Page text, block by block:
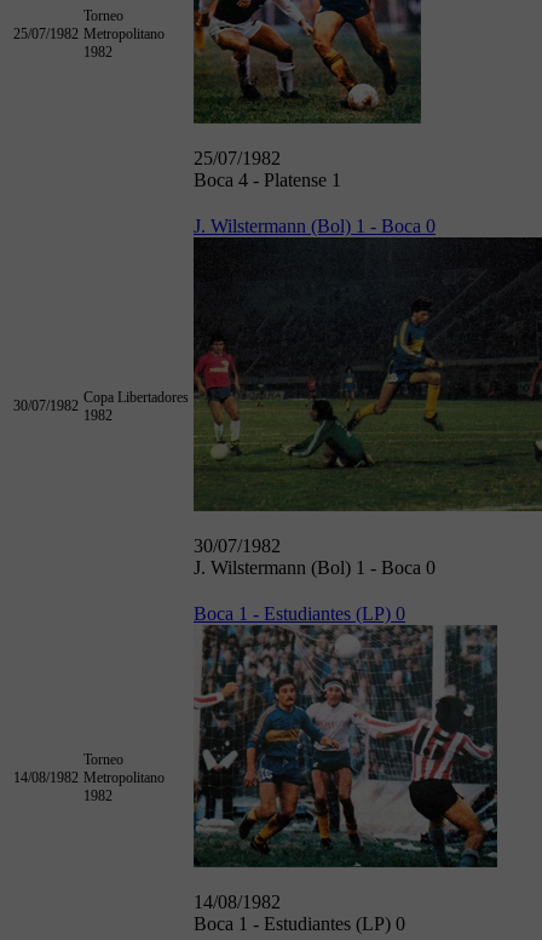
25/07/1982
Torneo
Metropolitano
1982
25/07/1982
Boca 4 - Platense 1
30/07/1982 Copa Libertadores
1982
J. Wilstermann (Bol) 1 - Boca 0
30/07/1982
J. Wilstermann (Bol) 1 - Boca 0
14/08/1982
Torneo
Metropolitano
1982
Boca 1 - Estudiantes (LP) 0
14/08/1982
Boca 1 - Estudiantes (LP) 0